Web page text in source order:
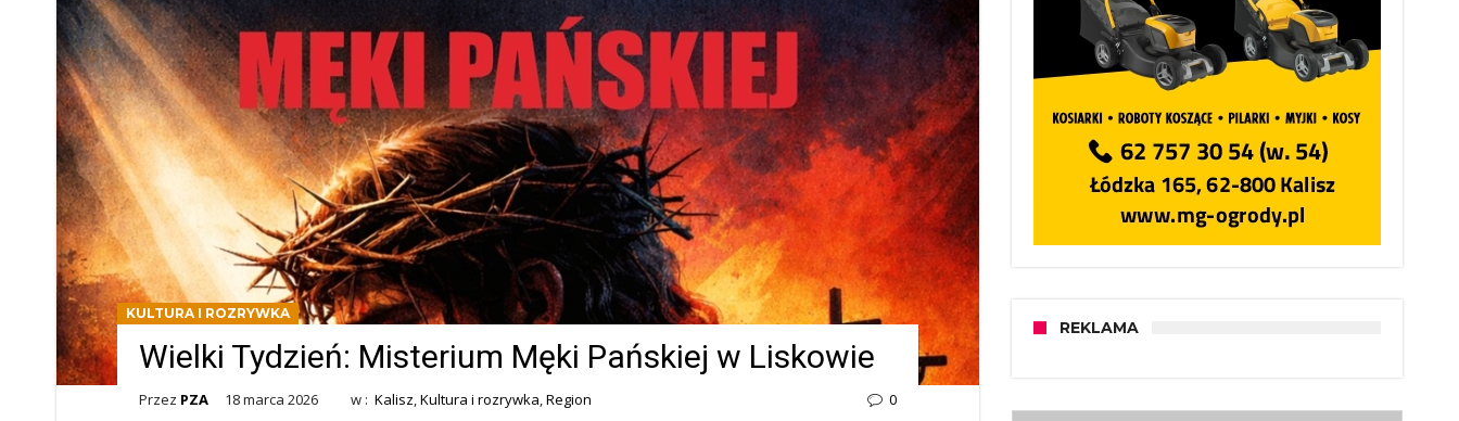
KULTURA I ROZRYWKA
Wielki Tydzień: Misterium Męki Pańskiej w Liskowie
Przez PZA 18 marca 2026 w : Kalisz,Kultura i rozrywka,Region 0
REKLAMA